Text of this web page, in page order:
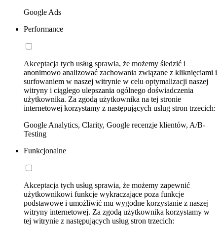
Google Ads
Performance
Akceptacja tych usług sprawia, że możemy śledzić i
anonimowo analizować zachowania związane z kliknięciami i
surfowaniem w naszej witrynie w celu optymalizacji naszej
witryny i ciągłego ulepszania ogólnego doświadczenia
użytkownika. Za zgodą użytkownika na tej stronie
internetowej korzystamy z następujących usług stron trzecich:
Google Analytics, Clarity, Google recenzje klientów, A/B-
Testing
Funkcjonalne
Akceptacja tych usług sprawia, że możemy zapewnić
użytkownikowi funkcje wykraczające poza funkcje
podstawowe i umożliwić mu wygodne korzystanie z naszej
witryny internetowej. Za zgodą użytkownika korzystamy w
tej witrynie z następujących usług stron trzecich: